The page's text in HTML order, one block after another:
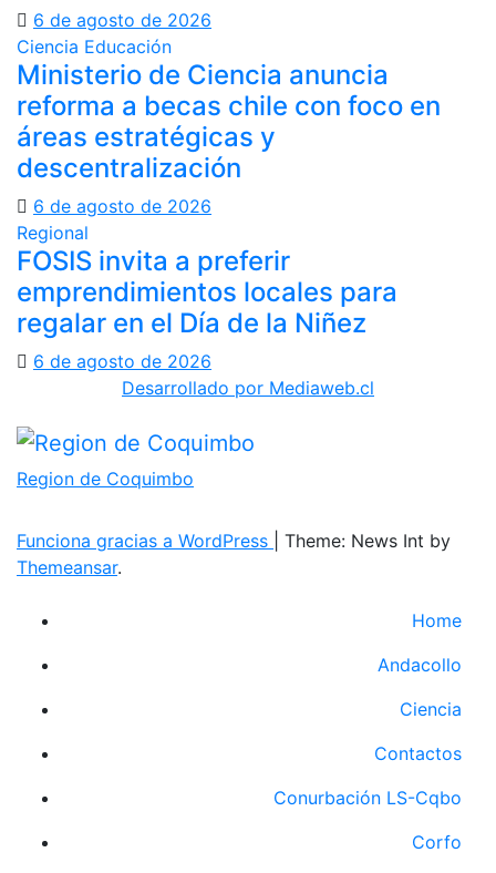
6 de agosto de 2026
Ciencia Educación
Ministerio de Ciencia anuncia
reforma a becas chile con foco en
áreas estratégicas y
descentralización
6 de agosto de 2026
Regional
FOSIS invita a preferir
emprendimientos locales para
regalar en el Día de la Niñez
6 de agosto de 2026
Desarrollado por Mediaweb.cl
Region de Coquimbo
Funciona gracias a WordPress
Theme: News Int by
Themeansar.
Home
Andacollo
Ciencia
Contactos
Conurbación LS-Cqbo
Corfo